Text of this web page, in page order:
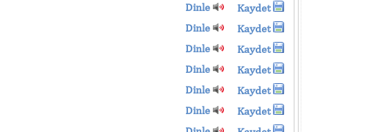
Dinle
Kaydet
Dinle
Kaydet
Dinle
Kaydet
Dinle
Kaydet
Dinle
Kaydet
Dinle
Kaydet